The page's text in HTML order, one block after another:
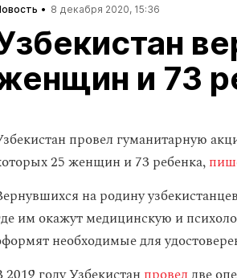
8 декабря 2020, 15:36
и 73
провел гуманитарную
25 женщин и 73 ребенка,
на родину узбекистанцев
им окажут медицинскую и
необходимые для